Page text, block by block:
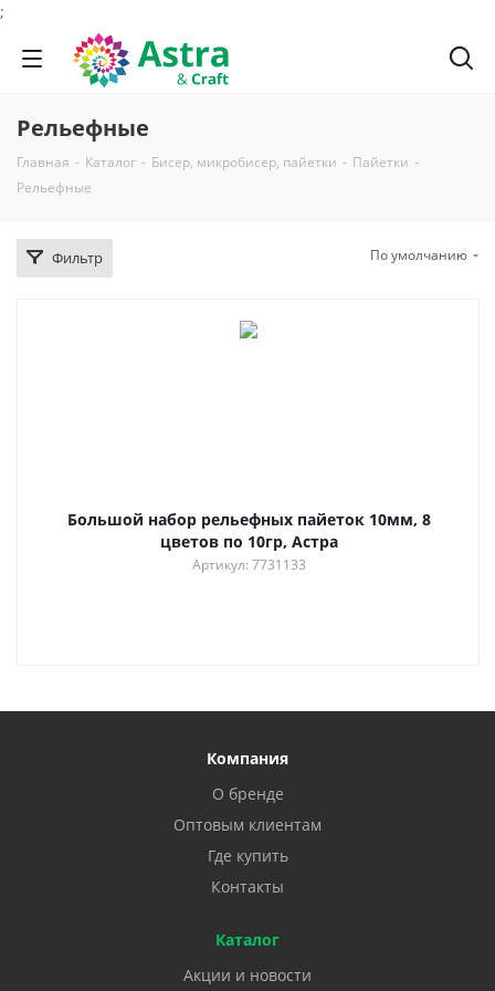
;
Рельефные
Главная - Каталог - Бисер, микробисер, пайетки - Пайетки -
Рельефные
Фильтр По умолчанию
Большой набор рельефных пайеток 10мм, 8
цветов по 10гр, Астра
Артикул: 7731133
Компания
О бренде
Оптовым клиентам
Где купить
Контакты
Каталог
Акции и новости